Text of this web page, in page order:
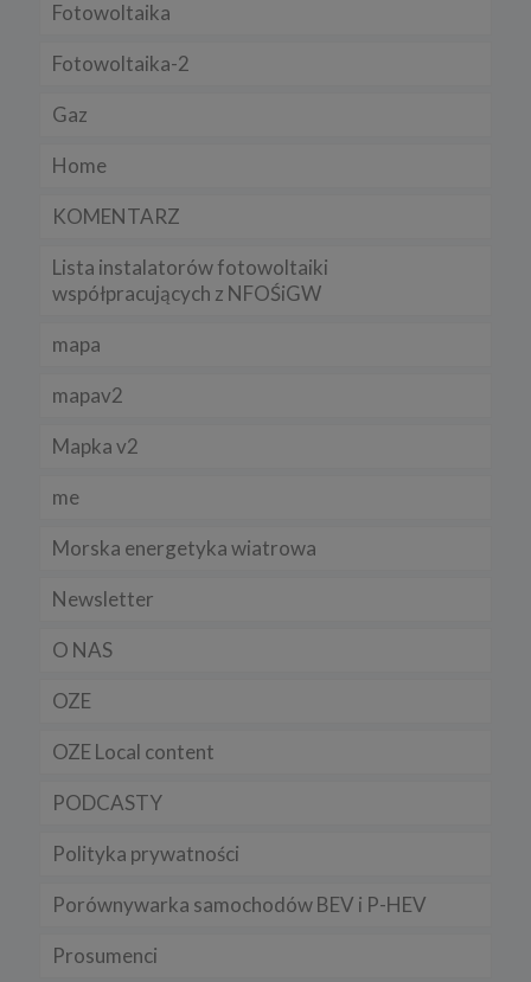
Fotowoltaika
Fotowoltaika-2
Gaz
Home
KOMENTARZ
Lista instalatorów fotowoltaiki
współpracujących z NFOŚiGW
mapa
mapav2
Mapka v2
me
Morska energetyka wiatrowa
Newsletter
O NAS
OZE
OZE Local content
PODCASTY
Polityka prywatności
Porównywarka samochodów BEV i P-HEV
Prosumenci